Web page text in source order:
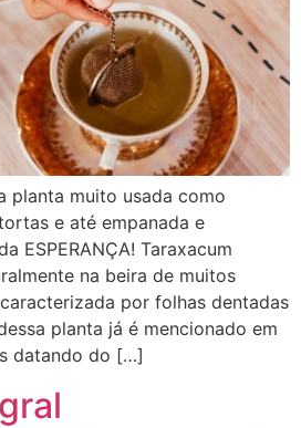
planta muito usada como
e até empanada e
ESPERANÇA! Taraxacum
na beira de muitos
por folhas dentadas
planta já é mencionado em
datando do […]